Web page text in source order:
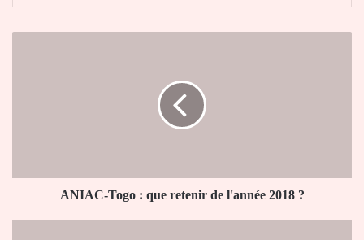
?
ANIAC-Togo : que retenir de l'année 2018 ?